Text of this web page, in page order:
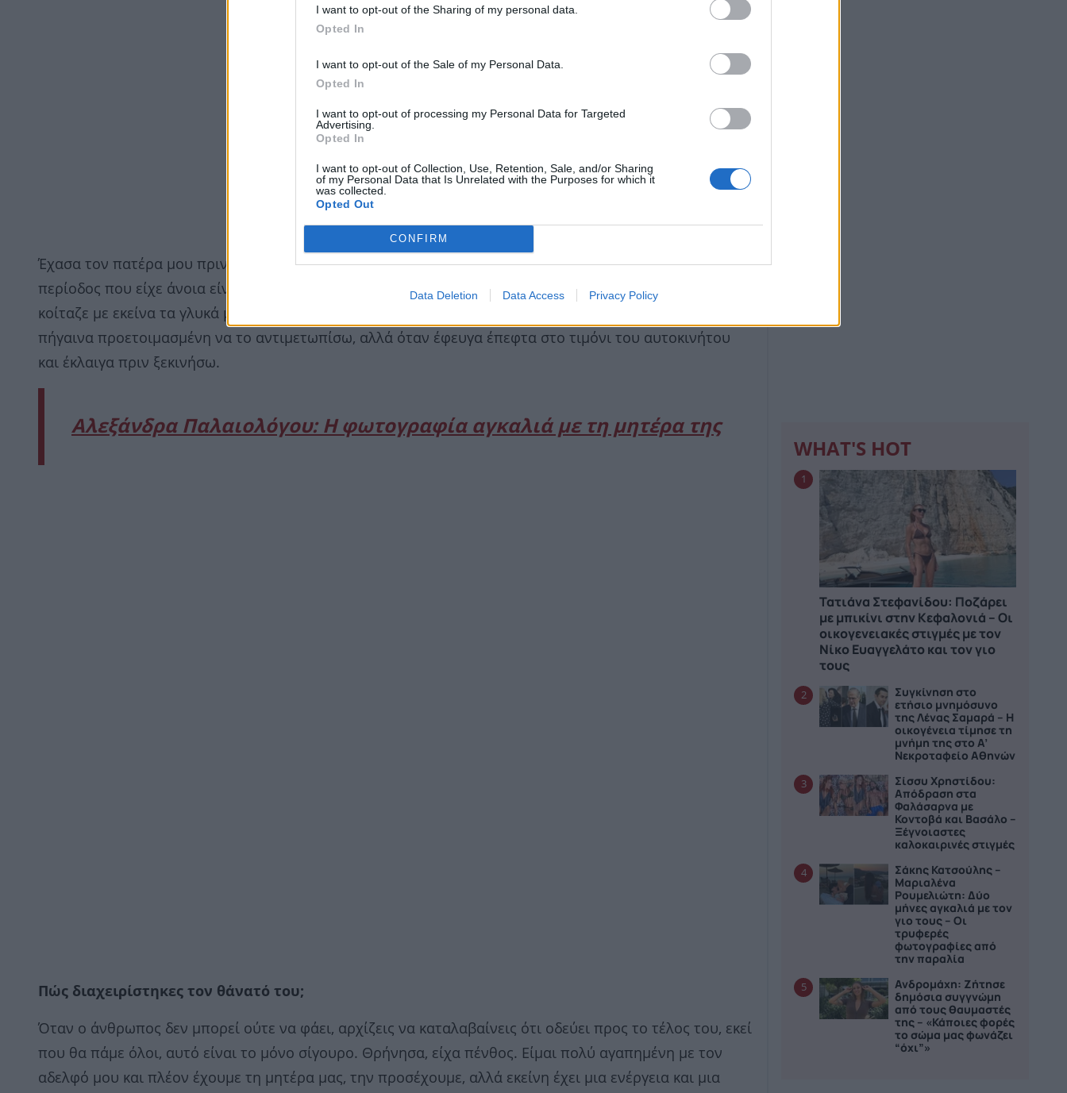
I want to opt-out of the Sharing of my personal data.
Opted In
I want to opt-out of the Sale of my Personal Data.
Opted In
I want to opt-out of processing my Personal Data for Targeted
Advertising.
Opted In
I want to opt-out of Collection, Use, Retention, Sale, and/or Sharing
of my Personal Data that Is Unrelated with the Purposes for which it
was collected.
Opted Out
CONFIRM
Data Deletion Data Access Privacy Policy
Έχασα τον πατέρα μου πριν από τέσσερα χρόνια, στις 23 Μαρτίου, όταν ξεκίνησε το πρώτο lockdown. H
περίοδος που είχε άνοια είναι κάτι που δεν θα ξεχάσω ποτέ. Πήγαινα στο πατρικό μου να τον δω, με
κοίταζε με εκείνα τα γλυκά ματάκια που είχαν πάρει μια αγγελική μορφή και δεν με γνώριζε. Κάθε φορά
πήγαινα προετοιμασμένη να το αντιμετωπίσω, αλλά όταν έφευγα έπεφτα στο τιμόνι του αυτοκινήτου
και έκλαιγα πριν ξεκινήσω.
Αλεξάνδρα Παλαιολόγου: Η φωτογραφία αγκαλιά με τη μητέρα της
Πώς διαχειρίστηκες τον θάνατό του;
Όταν ο άνθρωπος δεν μπορεί ούτε να φάει, αρχίζεις να καταλαβαίνεις ότι οδεύει προς το τέλος του, εκεί
που θα πάμε όλοι, αυτό είναι το μόνο σίγουρο. Θρήνησα, είχα πένθος. Είμαι πολύ αγαπημένη με τον
αδελφό μου και πλέον έχουμε τη μητέρα μας, την προσέχουμε, αλλά εκείνη έχει μια ενέργεια και μια
WHAT'S HOT
1
Τατιάνα Στεφανίδου: Ποζάρει
με μπικίνι στην Κεφαλονιά – Οι
οικογενειακές στιγμές με τον
Νίκο Ευαγγελάτο και τον γιο
τους
2
Συγκίνηση στο
ετήσιο μνημόσυνο
της Λένας Σαμαρά – Η
οικογένεια τίμησε τη
μνήμη της στο Α’
Νεκροταφείο Αθηνών
3
Σίσσυ Χρηστίδου:
Απόδραση στα
Φαλάσαρνα με
Κοντοβά και Βασάλο –
Ξέγνοιαστες
καλοκαιρινές στιγμές
4
Σάκης Κατσούλης –
Μαριαλένα
Ρουμελιώτη: Δύο
μήνες αγκαλιά με τον
γιο τους – Οι
τρυφερές
φωτογραφίες από
την παραλία
5
Ανδρομάχη: Ζήτησε
δημόσια συγγνώμη
από τους θαυμαστές
της – «Κάποιες φορές
το σώμα μας φωνάζει
“όχι”»